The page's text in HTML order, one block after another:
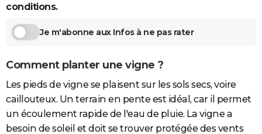
Forum
Aménagement intérieur
Extérieur
Cuisine
Salle de bains
Jardinage
Rangement
+WEEK-END
Guides de France
Escapades
Patrimoine
Expositions
Musées
Week-end nature
+LIFESTYLE
Alimentation
Guide de la santé
Maladies
Médicaments
Sommeil
+ VOYAGE
Destinations
City break
Voyage nature
Voyage de noces
Forum
Climat
+
GUIDES D'ACHAT
conditions.
Je m'abonne aux Infos à ne pas rater
Comment planter une vigne ?
Les pieds de vigne se plaisent sur les sols secs, voire
caillouteux. Un terrain en pente est idéal, car il permet
un écoulement rapide de l'eau de pluie. La vigne a
besoin de soleil et doit se trouver protégée des vents